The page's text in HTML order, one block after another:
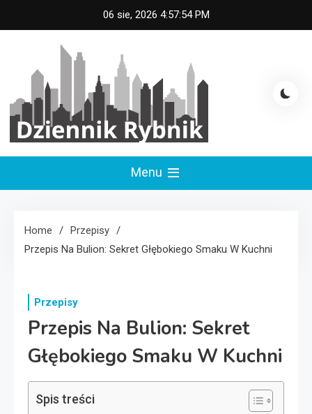
to
06 sie, 2026 4:57:55 PM
Dziennik Rybnik
Menu
Home
Przepisy
Przepis Na Bulion: Sekret Głębokiego Smaku W Kuchni
Przepisy
Przepis Na Bulion: Sekret
Głębokiego Smaku W Kuchni
Spis treści